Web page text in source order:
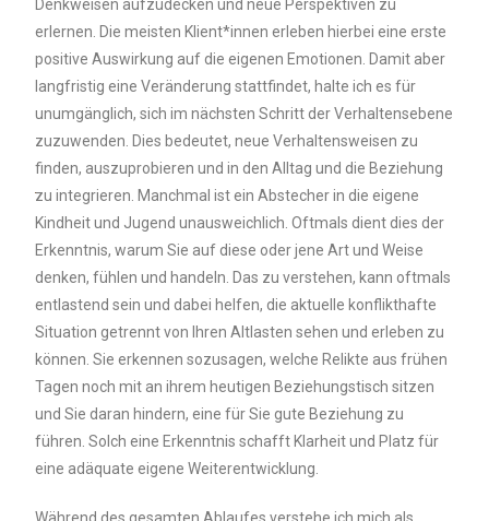
Denkweisen aufzudecken und neue Perspektiven zu
erlernen. Die meisten Klient*innen erleben hierbei eine erste
positive Auswirkung auf die eigenen Emotionen. Damit aber
langfristig eine Veränderung stattfindet, halte ich es für
unumgänglich, sich im nächsten Schritt der Verhaltensebene
zuzuwenden. Dies bedeutet, neue Verhaltensweisen zu
finden, auszuprobieren und in den Alltag und die Beziehung
zu integrieren. Manchmal ist ein Abstecher in die eigene
Kindheit und Jugend unausweichlich. Oftmals dient dies der
Erkenntnis, warum Sie auf diese oder jene Art und Weise
denken, fühlen und handeln. Das zu verstehen, kann oftmals
entlastend sein und dabei helfen, die aktuelle konflikthafte
Situation getrennt von Ihren Altlasten sehen und erleben zu
können. Sie erkennen sozusagen, welche Relikte aus frühen
Tagen noch mit an ihrem heutigen Beziehungstisch sitzen
und Sie daran hindern, eine für Sie gute Beziehung zu
führen. Solch eine Erkenntnis schafft Klarheit und Platz für
eine adäquate eigene Weiterentwicklung.